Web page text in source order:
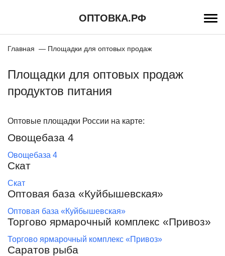
ОПТОВКА.РФ
Строка
Главная Площадки для оптовых продаж
Площадки для оптовых продаж
продуктов питания
Оптовые площадки России на карте:
Овощебаза 4
Овощебаза 4
Скат
Скат
Оптовая база «Куйбышевская»
Оптовая база «Куйбышевская»
Торгово ярмарочный комплекс «Привоз»
Торгово ярмарочный комплекс «Привоз»
Саратов рыба